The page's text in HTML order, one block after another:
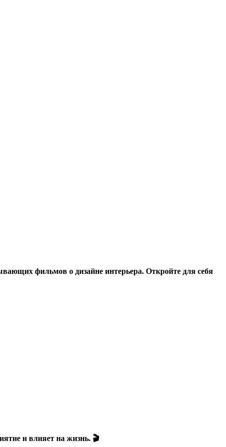
фильмов о дизайне интерьера. Откройте для себя
и влияет на жизнь. 🎬